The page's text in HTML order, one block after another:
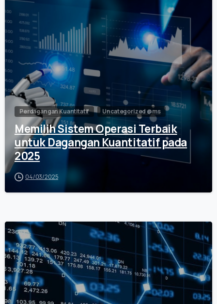
Perdagangan Kuantitatif Uncategorized @ms
Memilih Sistem Operasi Terbaik
untuk Dagangan Kuantitatif pada
2025
04/03/2025
0